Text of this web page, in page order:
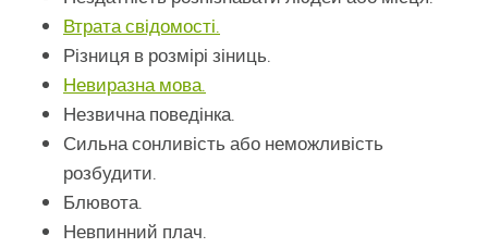
Втрата свідомості.
Різниця в розмірі зіниць.
Невиразна мова.
Незвична поведінка.
Сильна сонливість або неможливість
розбудити.
Блювота.
Невпинний плач.